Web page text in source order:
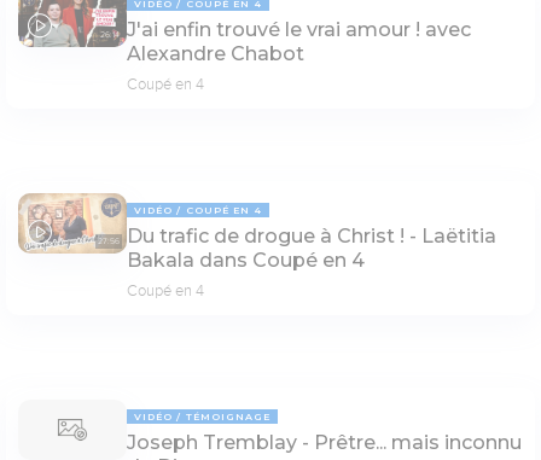
26:14
VIDÉO COUPÉ EN 4
J'ai enfin trouvé le vrai amour ! avec
Alexandre Chabot
Coupé en 4
27:56
VIDÉO COUPÉ EN 4
Du trafic de drogue à Christ ! - Laëtitia
Bakala dans Coupé en 4
Coupé en 4
VIDÉO TÉMOIGNAGE
Joseph Tremblay - Prêtre... mais inconnu